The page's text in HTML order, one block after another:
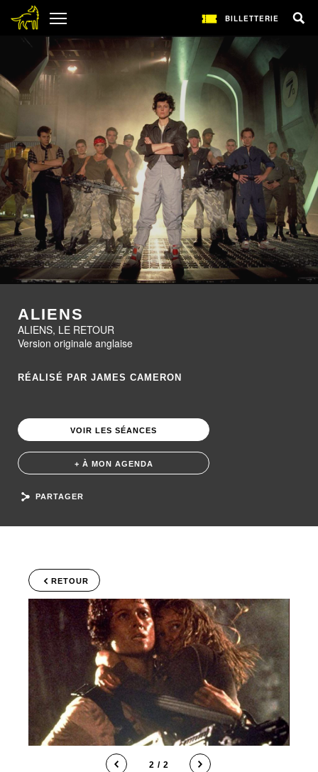
BILLETTERIE
ALIENS
ALIENS, LE RETOUR
Version originale anglaise
RÉALISÉ PAR JAMES CAMERON
VOIR LES SÉANCES
+ À MON AGENDA
PARTAGER
RETOUR
2 / 2